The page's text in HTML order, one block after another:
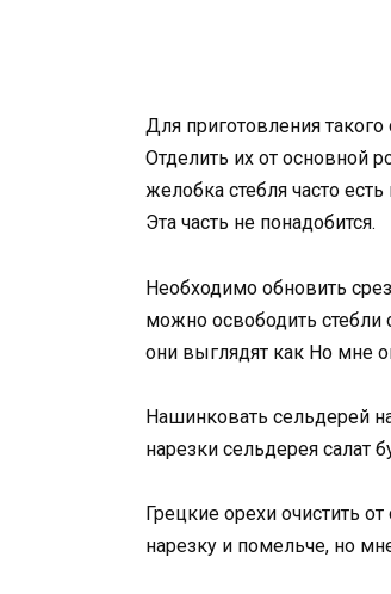
Для приготовления
Отделить их от основной
желобка стебля часто
Эта часть не понадобится.
Необходимо обновить
можно освободить стебли
они выглядят как Но мне
Нашинковать сельдерей
нарезки сельдерея салат
Грецкие орехи очистить
нарезку и помельче, но